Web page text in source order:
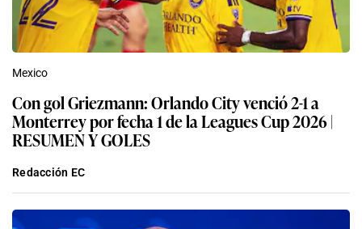
Mexico
Con gol Griezmann: Orlando City venció 2-1 a
Monterrey por fecha 1 de la Leagues Cup 2026 |
RESUMEN Y GOLES
Redacción EC